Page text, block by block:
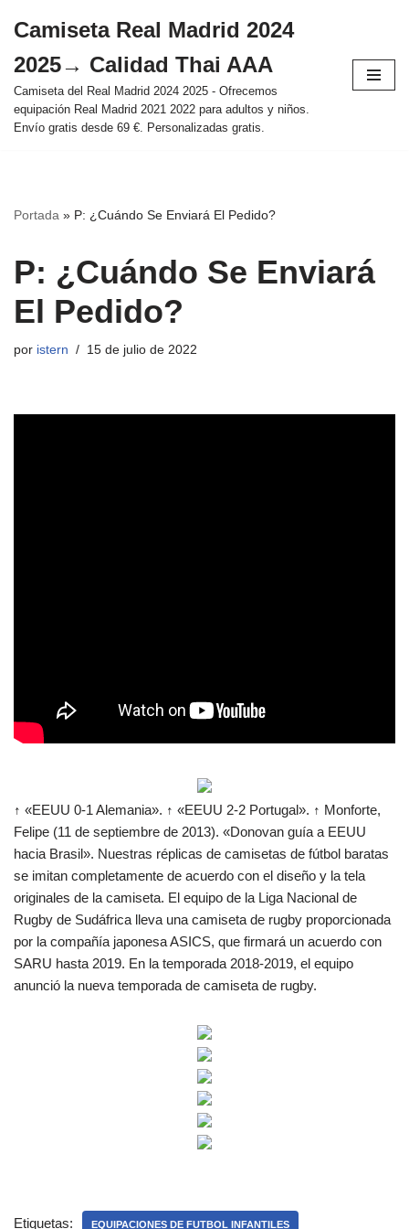
al
contenido
Camiseta Real Madrid 2024
2025→ Calidad Thai AAA
Camiseta del Real Madrid 2024 2025 - Ofrecemos
equipación Real Madrid 2021 2022 para adultos y niños.
Envío gratis desde 69 €. Personalizadas gratis.
Portada » P: ¿Cuándo Se Enviará El Pedido?
P: ¿Cuándo Se Enviará
El Pedido?
por istern 15 de julio de 2022
↑ «EEUU 0-1 Alemania». ↑ «EEUU 2-2 Portugal». ↑ Monforte,
Felipe (11 de septiembre de 2013). «Donovan guía a EEUU
hacia Brasil». Nuestras réplicas de camisetas de fútbol baratas
se imitan completamente de acuerdo con el diseño y la tela
originales de la camiseta. El equipo de la Liga Nacional de
Rugby de Sudáfrica lleva una camiseta de rugby proporcionada
por la compañía japonesa ASICS, que firmará un acuerdo con
SARU hasta 2019. En la temporada 2018-2019, el equipo
anunció la nueva temporada de camiseta de rugby.
Etiquetas: EQUIPACIONES DE FUTBOL INFANTILES